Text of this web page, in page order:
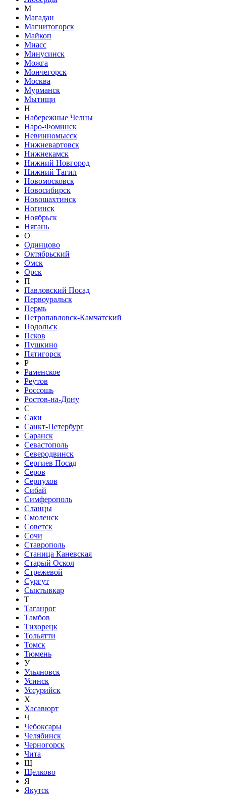
М
Магадан
Магнитогорск
Майкоп
Миасс
Минусинск
Можга
Мончегорск
Москва
Мурманск
Мытищи
Н
Набережные Челны
Наро-Фоминск
Невинномысск
Нижневартовск
Нижнекамск
Нижний Новгород
Нижний Тагил
Новомосковск
Новосибирск
Новошахтинск
Ногинск
Ноябрьск
Нягань
О
Одинцово
Октябрьский
Омск
Орск
П
Павловский Посад
Первоуральск
Пермь
Петропавловск-Камчатский
Подольск
Псков
Пушкино
Пятигорск
Р
Раменское
Реутов
Россошь
Ростов-на-Дону
С
Саки
Санкт-Петербург
Саранск
Севастополь
Северодвинск
Сергиев Посад
Серов
Серпухов
Сибай
Симферополь
Сланцы
Смоленск
Советск
Сочи
Ставрополь
Станица Каневская
Старый Оскол
Стрежевой
Сургут
Сыктывкар
Т
Таганрог
Тамбов
Тихорецк
Тольятти
Томск
Тюмень
У
Ульяновск
Усинск
Уссурийск
Х
Хасавюрт
Ч
Чебоксары
Челябинск
Черногорск
Чита
Щ
Щелково
Я
Якутск